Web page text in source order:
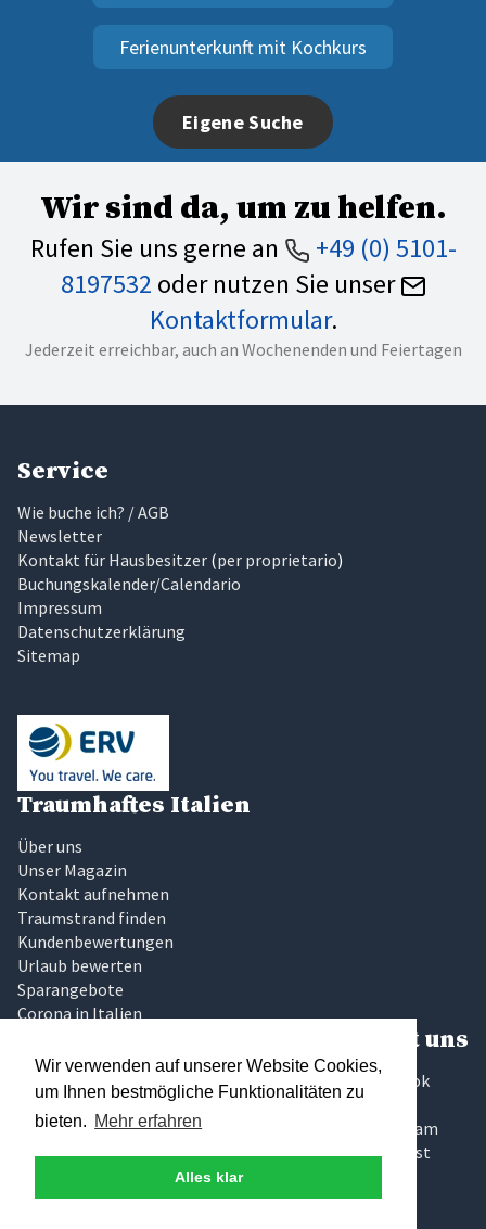
Wir verwenden auf unserer Website Cookies,
um Ihnen bestmögliche Funktionalitäten zu
bieten. Mehr erfahren
Alles klar
Ferienunterkunft mit Kochkurs
Eigene Suche
Wir sind da, um zu helfen.
Rufen Sie uns gerne an
+49 (0) 5101-
8197532 oder nutzen Sie unser
Kontaktformular.
Jederzeit erreichbar, auch an Wochenenden und Feiertagen
Service
Wie buche ich? / AGB
Newsletter
Kontakt für Hausbesitzer (per proprietario)
Buchungskalender/Calendario
Impressum
Datenschutzerklärung
Sitemap
Traumhaftes Italien
Über uns
Unser Magazin
Kontakt aufnehmen
Traumstrand finden
Kundenbewertungen
Urlaub bewerten
Sparangebote
Corona in Italien
Latium
Marken
Sardinien
Sizilien
Umbrien
Folgt uns
Facebook
Twitter
Instagram
Pinterest